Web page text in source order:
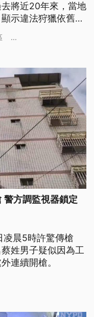
將近20年來，當地
示違法狩獵依舊猖
...
警方調監視器鎖定
凌晨5時許驚傳槍
姓男子疑似因為工
連續開槍。